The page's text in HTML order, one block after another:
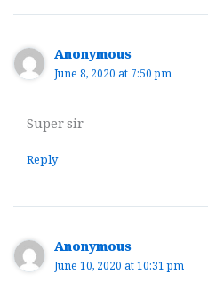
Anonymous
June 8, 2020 at 7:50 pm
Super sir
Reply
Anonymous
June 10, 2020 at 10:31 pm